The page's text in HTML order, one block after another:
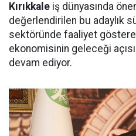
Kırıkkale iş dünyasında
değerlendirilen bu adaylık
sektöründe faaliyet
ekonomisinin geleceği
devam ediyor.